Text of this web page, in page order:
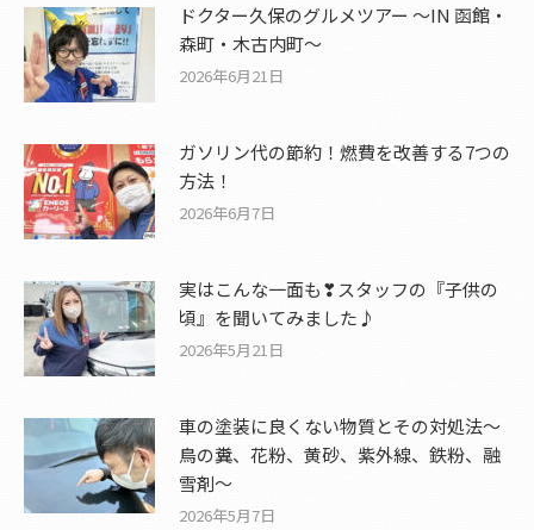
ドクター久保のグルメツアー ～IN 函館・
森町・木古内町～
2026年6月21日
ガソリン代の節約！燃費を改善する7つの
方法！
2026年6月7日
実はこんな一面も❣スタッフの『子供の
頃』を聞いてみました♪
2026年5月21日
車の塗装に良くない物質とその対処法～
鳥の糞、花粉、黄砂、紫外線、鉄粉、融
雪剤～
2026年5月7日